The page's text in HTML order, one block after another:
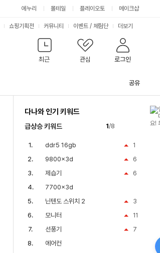
에누리 몰테일 플레이오토 메이크샵
최근 관심 로그인
쇼핑기획전 커뮤니티 이벤트 / 체험단 더보기
공유
다나와 인기 키워드
급상승 키워드 1/8
1
ddr5 16gb
6
9800x3d
6
제습기
7700x3d
3
닌텐도 스위치 2
11
모니터
7
선풍기
에어컨